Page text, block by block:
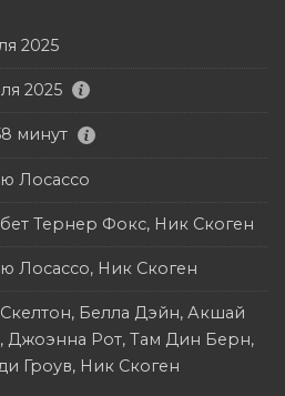
2025
2025
минут
Лосассо
Тернер Фокс, Ник Скоген
Лосассо, Ник Скоген
Белла Дэйн, Акшай
Джоэнна Рот, Там Дин Берн,
Гроув, Ник Скоген